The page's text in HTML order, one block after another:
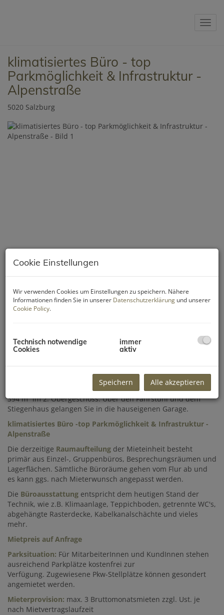
klimatisiertes Büro - top
Parkmöglichkeit & Infrastruktur -
Alpenstraße
5020 Salzburg
Beschreibung
Zur Vermietung gelangt diese klimatisierte Büroeinheit mit ca.
394 m² im 2. Obergeschoss. Über den Fahrstuhl und dem
Stiegenhaus gelangen Sie in die hauseigenen Garage.
klimatisiertes Büro -top Parkmöglichkeit & Infrastruktur -
Alpenstraße
Die derzeitige Raumaufteilung der Mieteinheit besteht
primär aus Einzel-, Gruppenbüros, Besprechungsräumen und
Lagerflächen. Sämtliche Büroräume gehen vom Flur ab und
es kann ggs. nach Mieterwunsch angepasst werden.
Die Büroausstattung entspricht dem heutigen Stand der
Technik, wie z.B. Klimaanlage, Teppichboden, getrennte WC's,
abgehängte Rasterdecke, Kabelkanalschächte und vieles
mehr.
Mietpreis auf Anfrage
Parksituation: Für MitarbeiterInnen und KundInnen stehen
ausreichend Parkplätze kostenfrei zur
Verfügung. Zugewiesene Pkw-Stellplätze können gesondert
angemietet werden.
Mieterprovision: max. 3 Bruttomonatsmieten zzgl. Ust. je
nach Mietvertragslaufzeit
Cookie Einstellungen
Wir verwenden Cookies um Einstellungen zu speichern. Nähere
Informationen finden Sie in unserer Datenschutzerklärung und unserer
Cookie Policy.
Technisch notwendige
Cookies
immer
aktiv
Speichern Alle akzeptieren